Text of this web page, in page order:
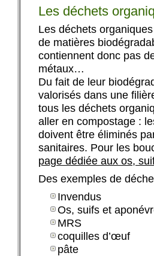
Les déchets
Les déchets
de matières
contiennent donc pas
métaux…
Du fait de leur
valorisés dans une
tous les déchets
aller en compostage :
doivent être éliminés
sanitaires. Pour les
page dédiée aux os,
Des exemples de
Invendus
Os, suifs et
MRS
coquilles d’œuf
pâte